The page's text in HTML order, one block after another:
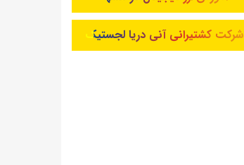
شرکت کشتیرانی آنی دریا لجستیک